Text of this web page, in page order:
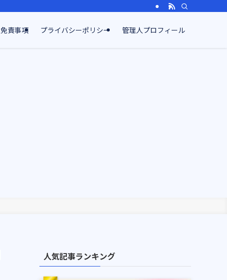
免責事項 プライバシーポリシー 管理人プロフィール
人気記事ランキング